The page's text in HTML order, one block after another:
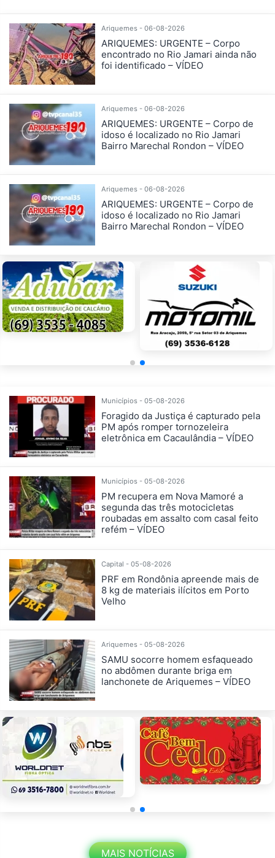
Ariquemes - 06-08-2026
ARIQUEMES: URGENTE – Corpo
encontrado no Rio Jamari ainda não
foi identificado – VÍDEO
Ariquemes - 06-08-2026
ARIQUEMES: URGENTE – Corpo de
idoso é localizado no Rio Jamari
Bairro Marechal Rondon – VÍDEO
Ariquemes - 06-08-2026
ARIQUEMES: URGENTE – Corpo de
idoso é localizado no Rio Jamari
Bairro Marechal Rondon – VÍDEO
Municípios - 05-08-2026
Foragido da Justiça é capturado pela
PM após romper tornozeleira
eletrônica em Cacaulândia – VÍDEO
Municípios - 05-08-2026
PM recupera em Nova Mamoré a
segunda das três motocicletas
roubadas em assalto com casal feito
refém – VÍDEO
Capital - 05-08-2026
PRF em Rondônia apreende mais de
8 kg de materiais ilícitos em Porto
Velho
Ariquemes - 05-08-2026
SAMU socorre homem esfaqueado
no abdômen durante briga em
lanchonete de Ariquemes – VÍDEO
MAIS NOTÍCIAS